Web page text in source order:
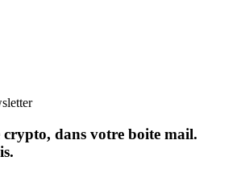
dans votre boite mail.